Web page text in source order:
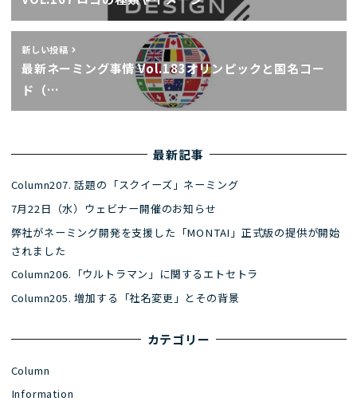
新しい投稿
最新ネーミング事情 Vol.183オリンピックと国名コー
ド（…
最新記事
Column207. 話題の「スクイーズ」ネーミング
7月22日（水）ウェビナー開催のお知らせ
弊社がネーミング開発を支援した「MONTAI」正式版の提供が開始
されました
Column206.「ウルトラマン」に関するエトセトラ
Column205. 増加する「社名変更」とその背景
カテゴリー
Column
Information